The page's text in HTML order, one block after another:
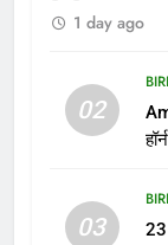
1 day ago
02
03